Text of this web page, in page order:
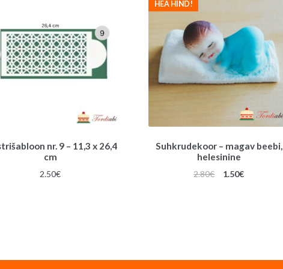
nr. 9 – 11,3 x 26,4
cm
2.50€
Suhkrudekoor – magav beebi,
helesinine
HEA HIND!
2.80€
Algne
1.50€Praegune